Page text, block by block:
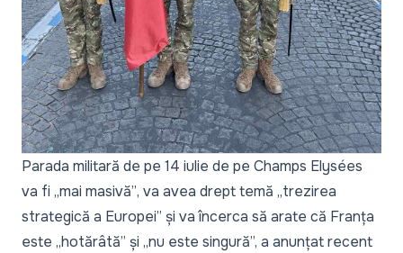
Parada militară de pe 14 iulie de pe Champs Elysées
va fi „mai masivă”, va avea drept temă „trezirea
strategică a Europei” și va încerca să arate că Franța
este „hotărâtă” și „nu este singură”, a anunțat recent